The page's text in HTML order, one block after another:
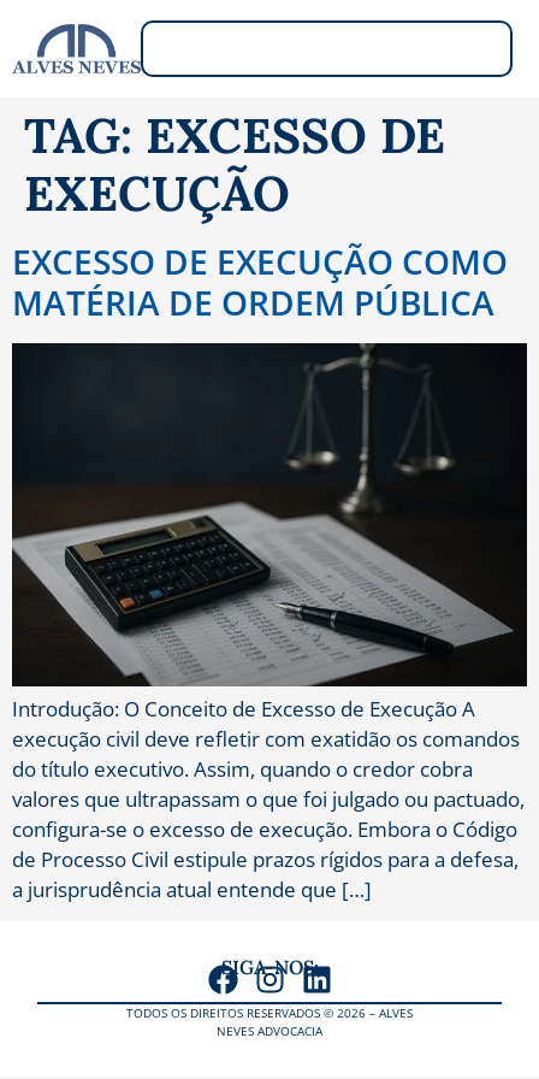
TAG: EXCESSO DE
EXECUÇÃO
EXCESSO DE EXECUÇÃO COMO
MATÉRIA DE ORDEM PÚBLICA
Introdução: O Conceito de Excesso de Execução A
execução civil deve refletir com exatidão os comandos
do título executivo. Assim, quando o credor cobra
valores que ultrapassam o que foi julgado ou pactuado,
configura-se o excesso de execução. Embora o Código
de Processo Civil estipule prazos rígidos para a defesa,
a jurisprudência atual entende que […]
SIGA-NOS:
TODOS OS DIREITOS RESERVADOS © 2026 – ALVES
NEVES ADVOCACIA